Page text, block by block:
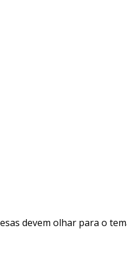
devem olhar para o